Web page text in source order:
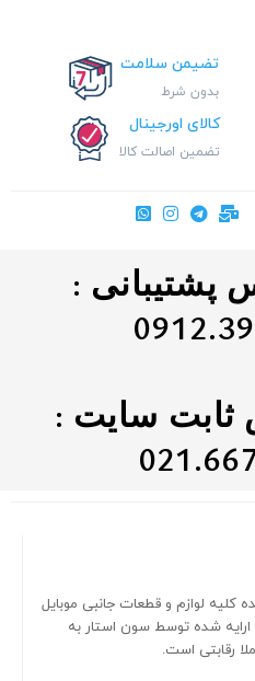
تضیمن سلامت
بدون شرط
کالای اورجینال
تضمین اصالت کالا
پشتیبانی :
ثابت سایت :
کلیه لوازم و قطعات جانبی موبایل
شده توسط سون استار به
رقابتی است.